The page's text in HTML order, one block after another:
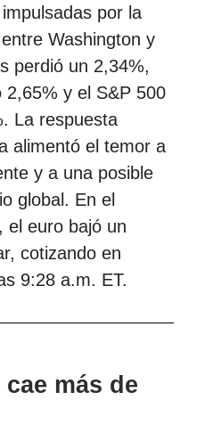
por la
Washington y
perdió un 2,34%,
2,65% y el S&P 500
La respuesta
alimentó el temor a
y a una posible
global. En el
el euro bajó un
cotizando en
9:28 a.m. ET.
más de